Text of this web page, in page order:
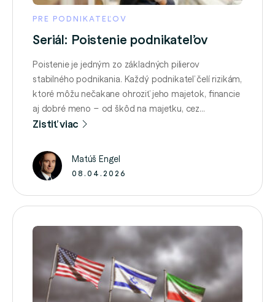
PRE PODNIKATEĽOV
Seriál: Poistenie podnikateľov
Poistenie je jedným zo základných pilierov
stabilného podnikania. Každý podnikateľ čelí rizikám,
ktoré môžu nečakane ohroziť jeho majetok, financie
aj dobré meno – od škôd na majetku, cez
zodpovednosť voči tretím stranám až po rôzne
poistenie preto nie je len formalitou, ale dôležitým
nástrojom, ktorý pomáha zvládať nepredvídané
situácie bez zásadných …
Zistiť viac
Matúš Engel
08.04.2026